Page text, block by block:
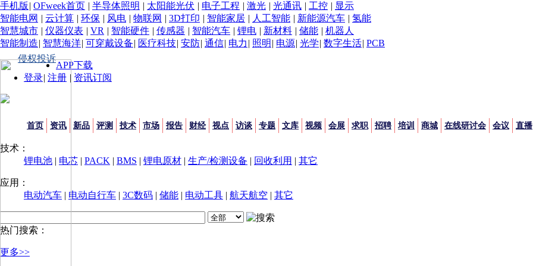
手机版 | OFweek首页 | 半导体照明 | 太阳能光伏 | 电子工程 | 激光 | 光通讯 | 工控 | 显示
智能电网 | 云计算 | 环保 | 风电 | 物联网 | 3D打印 | 智能家居 | 人工智能 | 新能源汽车 | 氢能
智慧城市 | 仪器仪表 | VR | 智能硬件 | 传感器 | 智能汽车 | 锂电 | 新材料 | 储能 | 机器人
智能制造| 智慧海洋| 可穿戴设备| 医疗科技| 安防| 通信| 电力 | 照明 | 电源| 光学| 数字生活| PCB
侵权投诉
APP下载
登录| 注册 | 资讯订阅
首页 资讯 新品 评测 技术 市场 报告 财经 视点 访谈 专题 文库 视频 会展 求职 招聘 培训 商城 在线研讨会 会议 直播
技术：
锂电池 | 电芯 | PACK | BMS | 锂电原材 | 生产/检测设备 | 回收利用 | 其它
应用：
电动汽车 | 电动自行车 | 3C数码 | 储能 | 电动工具 | 航天航空 | 其它
热门搜索：
更多>>